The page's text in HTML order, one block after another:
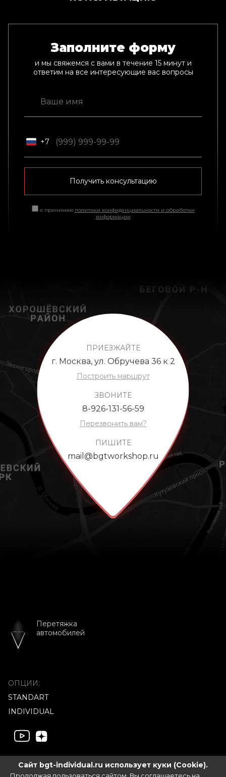
Заполните форму
и мы свяжемся с вами в течение 15 минут и
ответим на все интересующие вас вопросы
+7
Получить консультацию
я принимаю политики конфиденциальности и обработки
информации
ПРИЕЗЖАЙТЕ
г. Москва, ул. Обручева 36 к 2
Построить маршрут
ЗВОНИТЕ
8-926-131-56-59
Перезвонить вам?
ПИШИТЕ
mail@bgtworkshop.ru
Перетяжка
автомобилей
ОПЦИИ:
STANDART
INDIVIDUAL
Сайт bgt-individual.ru использует куки (Cookie).